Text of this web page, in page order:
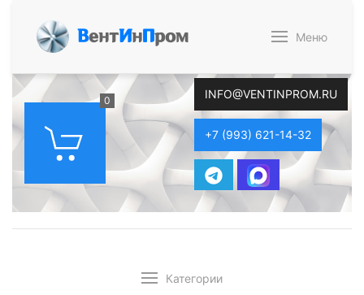
ВентИнПром Меню
0 INFO@VENTINPROM.RU
+7 (993) 621-14-32
Категории